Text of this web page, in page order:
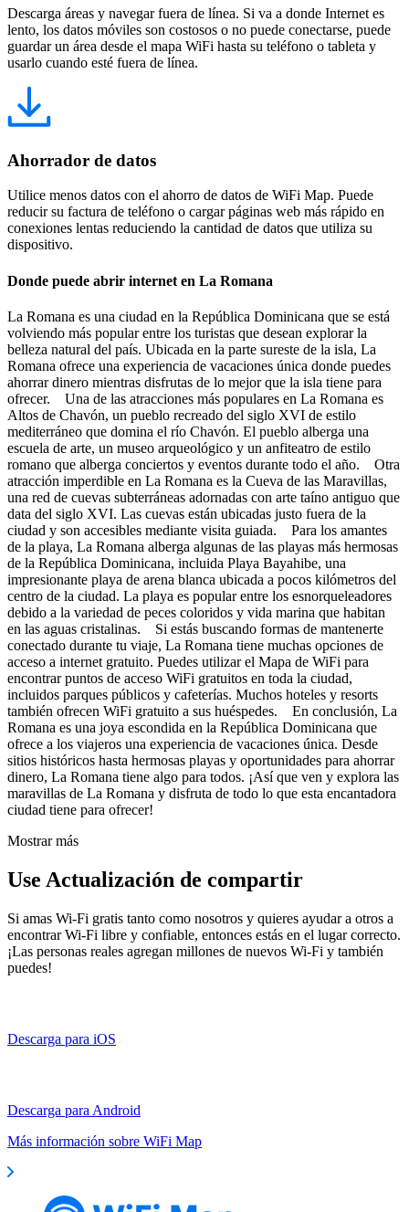
Descarga áreas y navegar fuera de línea. Si va a donde Internet es
lento, los datos móviles son costosos o no puede conectarse, puede
guardar un área desde el mapa WiFi hasta su teléfono o tableta y
usarlo cuando esté fuera de línea.
Ahorrador de datos
Utilice menos datos con el ahorro de datos de WiFi Map. Puede
reducir su factura de teléfono o cargar páginas web más rápido en
conexiones lentas reduciendo la cantidad de datos que utiliza su
dispositivo.
Donde puede abrir internet en La Romana
La Romana es una ciudad en la República Dominicana que se está
volviendo más popular entre los turistas que desean explorar la
belleza natural del país. Ubicada en la parte sureste de la isla, La
Romana ofrece una experiencia de vacaciones única donde puedes
ahorrar dinero mientras disfrutas de lo mejor que la isla tiene para
ofrecer. Una de las atracciones más populares en La Romana es
Altos de Chavón, un pueblo recreado del siglo XVI de estilo
mediterráneo que domina el río Chavón. El pueblo alberga una
escuela de arte, un museo arqueológico y un anfiteatro de estilo
romano que alberga conciertos y eventos durante todo el año. Otra
atracción imperdible en La Romana es la Cueva de las Maravillas,
una red de cuevas subterráneas adornadas con arte taíno antiguo que
data del siglo XVI. Las cuevas están ubicadas justo fuera de la
ciudad y son accesibles mediante visita guiada. Para los amantes
de la playa, La Romana alberga algunas de las playas más hermosas
de la República Dominicana, incluida Playa Bayahibe, una
impresionante playa de arena blanca ubicada a pocos kilómetros del
centro de la ciudad. La playa es popular entre los esnorqueleadores
debido a la variedad de peces coloridos y vida marina que habitan
en las aguas cristalinas. Si estás buscando formas de mantenerte
conectado durante tu viaje, La Romana tiene muchas opciones de
acceso a internet gratuito. Puedes utilizar el Mapa de WiFi para
encontrar puntos de acceso WiFi gratuitos en toda la ciudad,
incluidos parques públicos y cafeterías. Muchos hoteles y resorts
también ofrecen WiFi gratuito a sus huéspedes. En conclusión, La
Romana es una joya escondida en la República Dominicana que
ofrece a los viajeros una experiencia de vacaciones única. Desde
sitios históricos hasta hermosas playas y oportunidades para ahorrar
dinero, La Romana tiene algo para todos. ¡Así que ven y explora las
maravillas de La Romana y disfruta de todo lo que esta encantadora
ciudad tiene para ofrecer!
Mostrar más
Use Actualización de compartir
Si amas Wi-Fi gratis tanto como nosotros y quieres ayudar a otros a
encontrar Wi-Fi libre y confiable, entonces estás en el lugar correcto.
¡Las personas reales agregan millones de nuevos Wi-Fi y también
puedes!
Descarga para iOS
Descarga para Android
Más información sobre WiFi Map